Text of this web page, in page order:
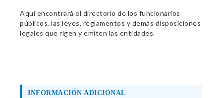
Aquí encontrará el directorio de los funcionarios
públicos, las leyes, reglamentos y demás disposiciones
legales que rigen y emiten las entidades.
INFORMACIÓN ADICIONAL